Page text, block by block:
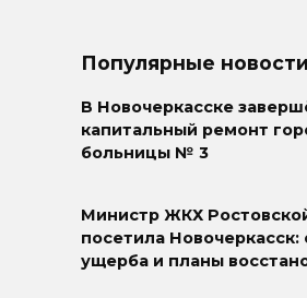
Популярные новости
В Новочеркасске
капитальный ремонт
больницы № 3
Министр ЖКХ
посетила Новочеркасск:
ущерба и планы